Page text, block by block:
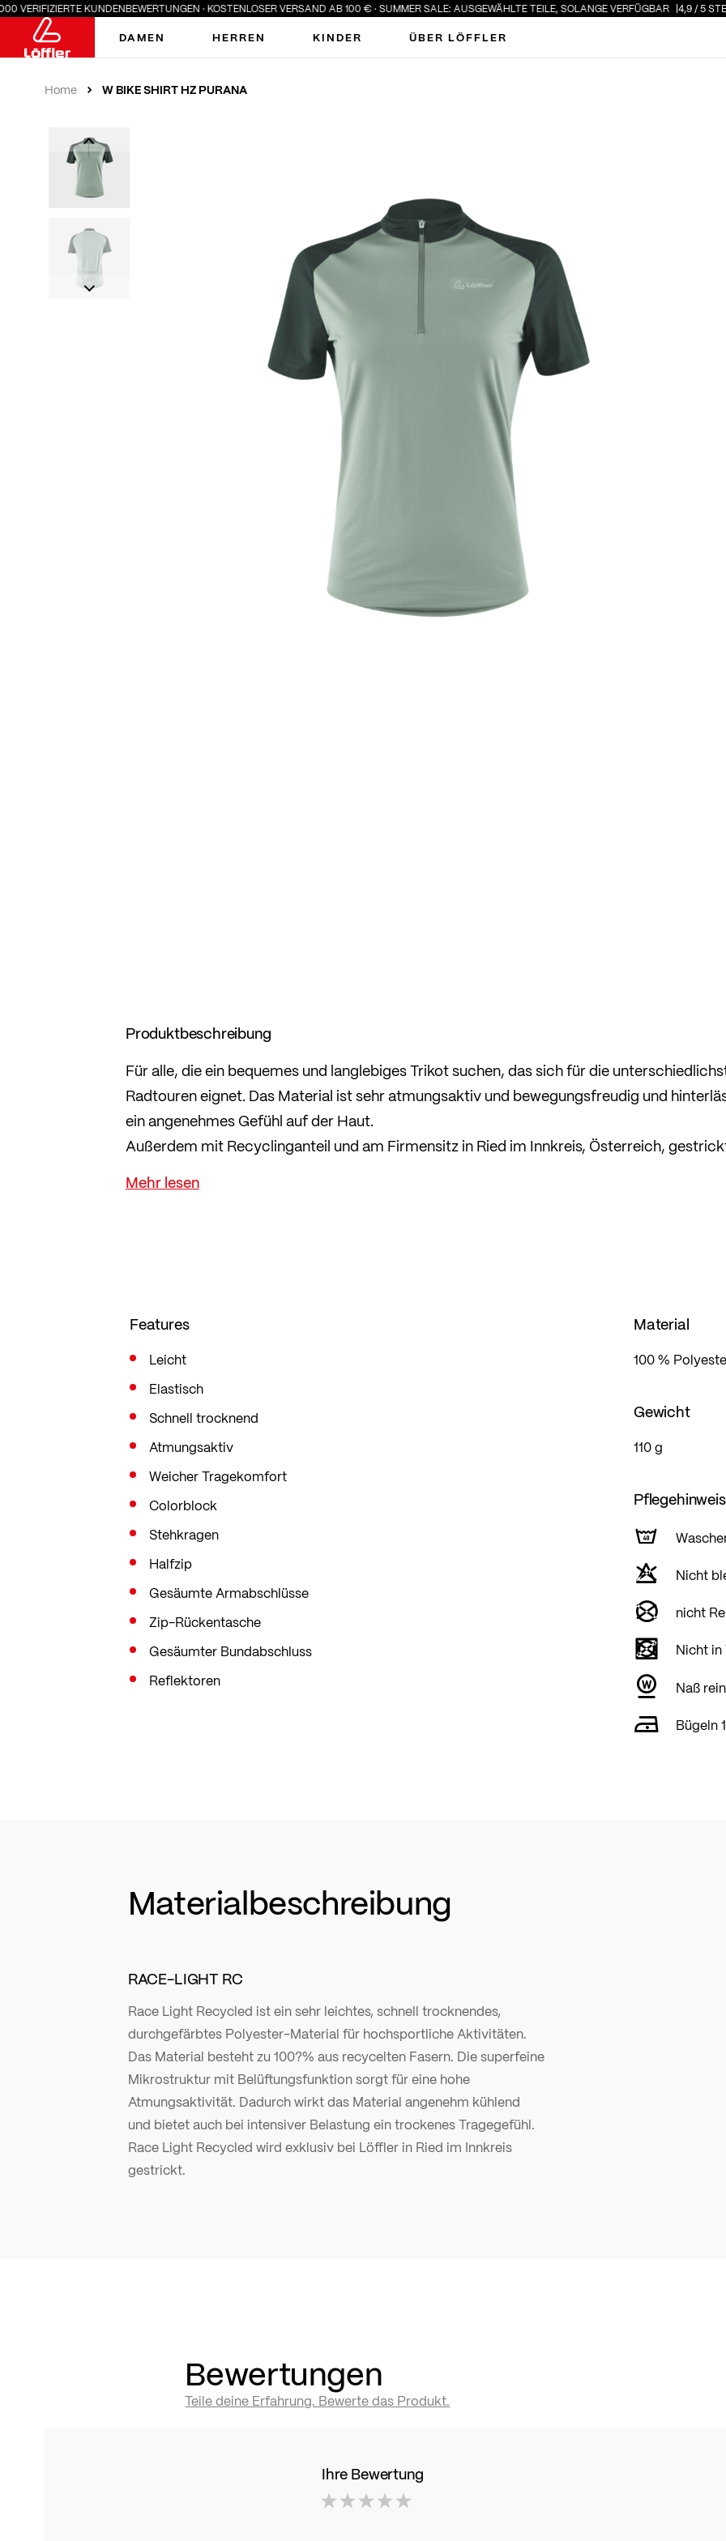
KUNDENBEWERTUNGEN · KOSTENLOSER VERSAND AB 100 € · SUMMER SALE: AUSGEWÄHLTE TEILE, SOLANGE VERFÜGBAR 4,9 / 5 STERNE ·
DAMEN HERREN KINDER ÜBER LÖFFLER
Home W BIKE SHIRT HZ PURANA
Produktbeschreibung
Für alle, die ein bequemes und langlebiges Trikot suchen, das sich für die
Radtouren eignet. Das Material ist sehr atmungsaktiv und bewegungsfreudig und
ein angenehmes Gefühl auf der Haut.
Außerdem mit Recyclinganteil und am Firmensitz in Ried im Innkreis, Österreich,
Im geraden Comfort Fit mit wenig Taillierung, lockerer Passform und viel
Features
Leicht
Elastisch
Schnell trocknend
Atmungsaktiv
Weicher Tragekomfort
Colorblock
Stehkragen
Halfzip
Gesäumte Armabschlüsse
Zip-Rückentasche
Gesäumter Bundabschluss
Reflektoren
Material
100 %
Gewicht
110 g
Nicht
nicht
Nicht
Naß
Bügeln
Materialbeschreibung
RACE-LIGHT RC
Race Light Recycled ist ein sehr leichtes, schnell trocknendes,
durchgefärbtes Polyester-Material für hochsportliche Aktivitäten.
Das Material besteht zu 100?% aus recycelten Fasern. Die superfeine
Mikrostruktur mit Belüftungsfunktion sorgt für eine hohe
Atmungsaktivität. Dadurch wirkt das Material angenehm kühlend
und bietet auch bei intensiver Belastung ein trockenes Tragegefühl.
Race Light Recycled wird exklusiv bei Löffler in Ried im Innkreis
gestrickt.
Bewertungen
Teile deine Erfahrung. Bewerte das Produkt.
Ihre Bewertung